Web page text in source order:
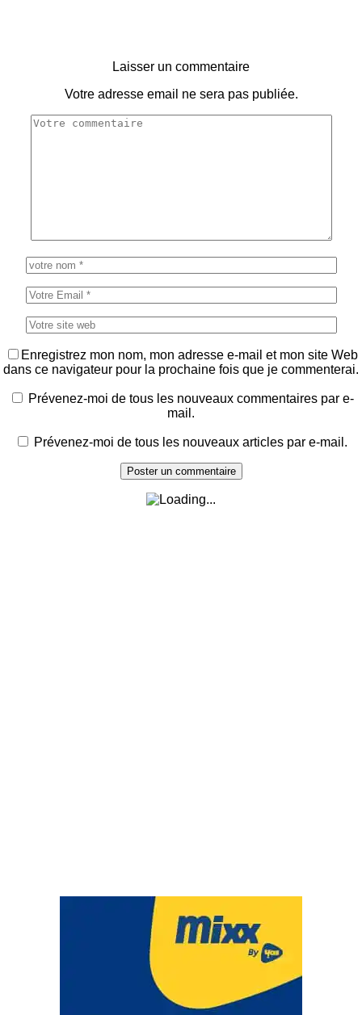
Laisser un commentaire
Votre adresse email ne sera pas publiée.
Enregistrez mon nom, mon adresse e-mail et mon site Web
dans ce navigateur pour la prochaine fois que je commenterai.
Prévenez-moi de tous les nouveaux commentaires par e-
mail.
Prévenez-moi de tous les nouveaux articles par e-mail.